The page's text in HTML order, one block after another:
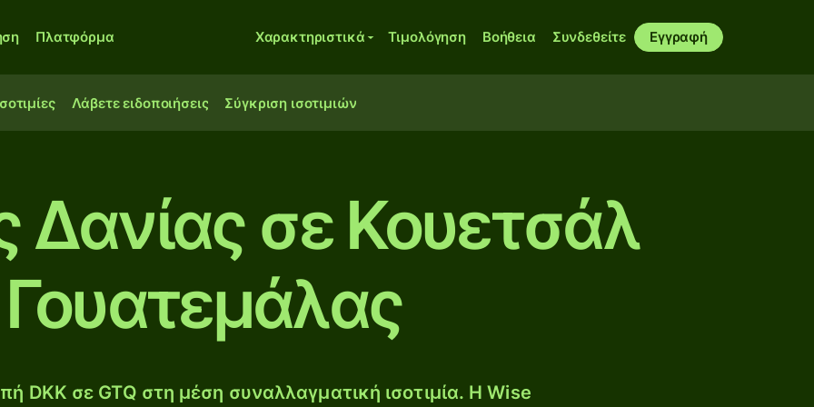
Πλατφόρμα Χαρακτηριστικά Τιμολόγηση Βοήθεια Συνδεθείτε Εγγραφή
Λάβετε ειδοποιήσεις Σύγκριση ισοτιμιών
Δανίας σε Κουετσάλ
Γουατεμάλας
DKK σε GTQ στη μέση συναλλαγματική ισοτιμία. Η Wise